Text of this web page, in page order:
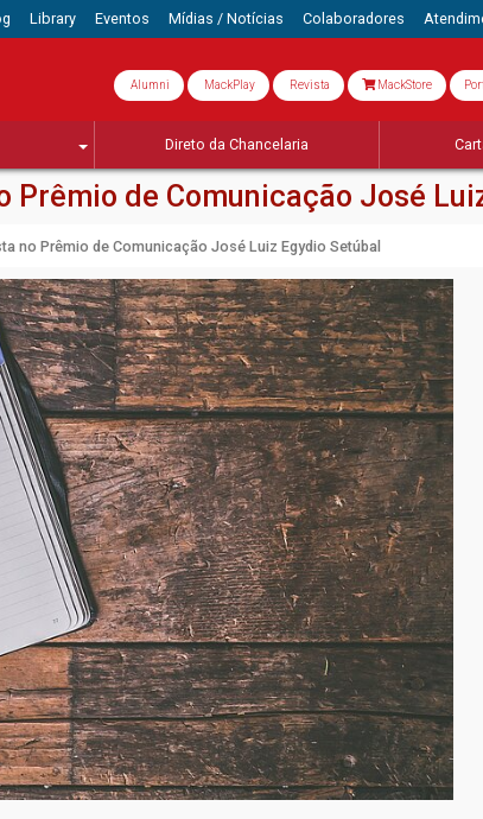
Library Eventos Mídias / Notícias Colaboradores
Alumni MackPlay Revista MackStore
Direto da Chancelaria
de Comunicação José
no Prêmio de Comunicação José Luiz Egydio Setúbal